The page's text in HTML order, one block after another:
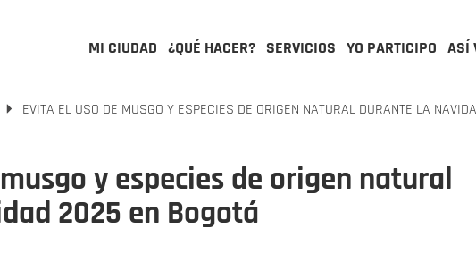
MI CIUDAD ¿QUÉ HACER? SERVICIOS YO PARTICIPO ASÍ
EVITA EL USO DE MUSGO Y ESPECIES DE ORIGEN NATURAL DURANTE LA
y especies de origen natural
2025 en Bogotá